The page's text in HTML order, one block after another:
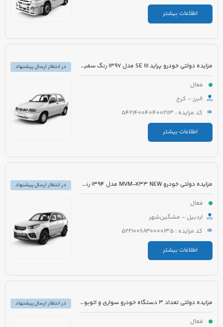
اطلاعات بیشتر
مزایده دولتی خودرو پراید 111 SE مدل 1397 رنگ سفید روغنی
فعال
البرز - کرج
کد مزایده : 5421400404002113
اطلاعات بیشتر
در انتظار ارسال پیشنهاد
مزایده دولتی خودرو MVM-X33 NEW مدل 1394 رنگ سفید
فعال
اردبیل - مشگین‌شهر
کد مزایده : 5221006830000135
اطلاعات بیشتر
در انتظار ارسال پیشنهاد
مزایده دولتی تعداد 3 دستگاه خودرو سواری و اتوبوس
فعال
در انتظار ارسال پیشنهاد